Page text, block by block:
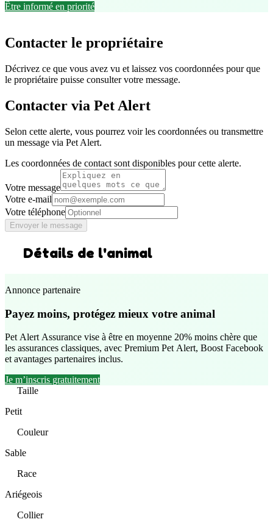
Être informé en priorité
Contacter le propriétaire
Décrivez ce que vous avez vu et laissez vos coordonnées pour que
le propriétaire puisse consulter votre message.
Contacter via Pet Alert
Selon cette alerte, vous pourrez voir les coordonnées ou transmettre
un message via Pet Alert.
Les coordonnées de contact sont disponibles pour cette alerte.
Votre message
Votre e-mail
Votre téléphone
Envoyer le message
Détails de l'animal
Annonce partenaire
Payez moins, protégez mieux votre animal
Pet Alert Assurance vise à être en moyenne 20% moins chère que
les assurances classiques, avec Premium Pet Alert, Boost Facebook
et avantages partenaires inclus.
Je m’inscris gratuitement
Taille
Petit
Couleur
Sable
Race
Ariégeois
Collier